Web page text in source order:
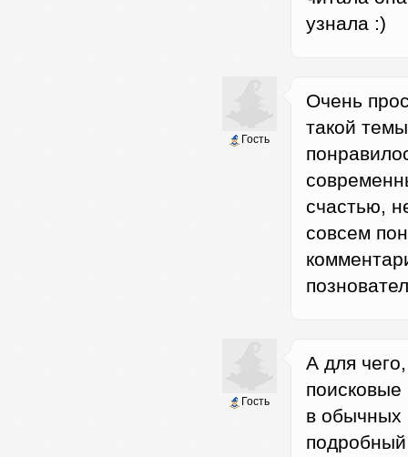
узнала :)
Гость
Очень
такой
счастью,
совсем
Гость
А для
в обычных